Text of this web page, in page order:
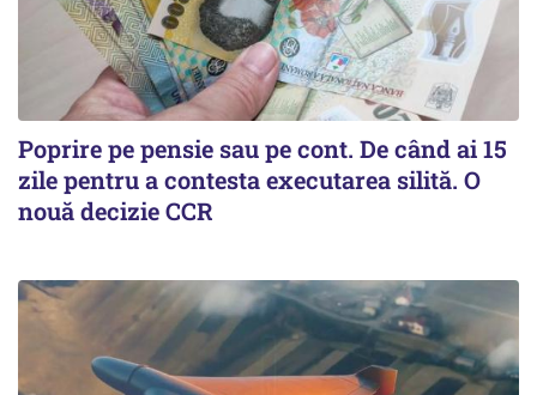
Poprire pe pensie sau pe cont. De când ai 15
zile pentru a contesta executarea silită. O
nouă decizie CCR